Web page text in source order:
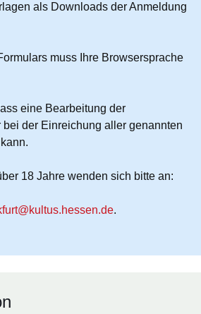
als Downloads der Anmeldung
muss Ihre Browsersprache
eine Bearbeitung der
der Einreichung aller genannten
18 Jahre wenden sich bitte an:
.